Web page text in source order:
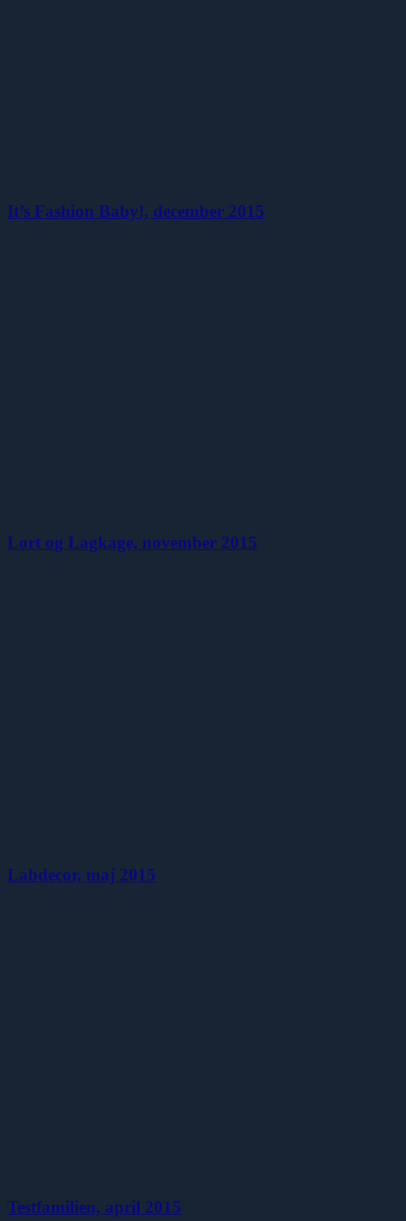
It’s Fashion Baby!, december 2015
Lort og Lagkage, november 2015
Labdecor, maj 2015
Testfamilien, april 2015